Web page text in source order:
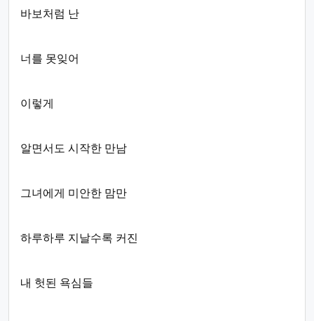
바보처럼 난
너를 못잊어
이렇게
알면서도 시작한 만남
그녀에게 미안한 맘만
하루하루 지날수록 커진
내 헛된 욕심들